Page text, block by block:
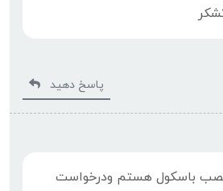
پاسخ دهید
نصب باسکول هستم ودرخواست